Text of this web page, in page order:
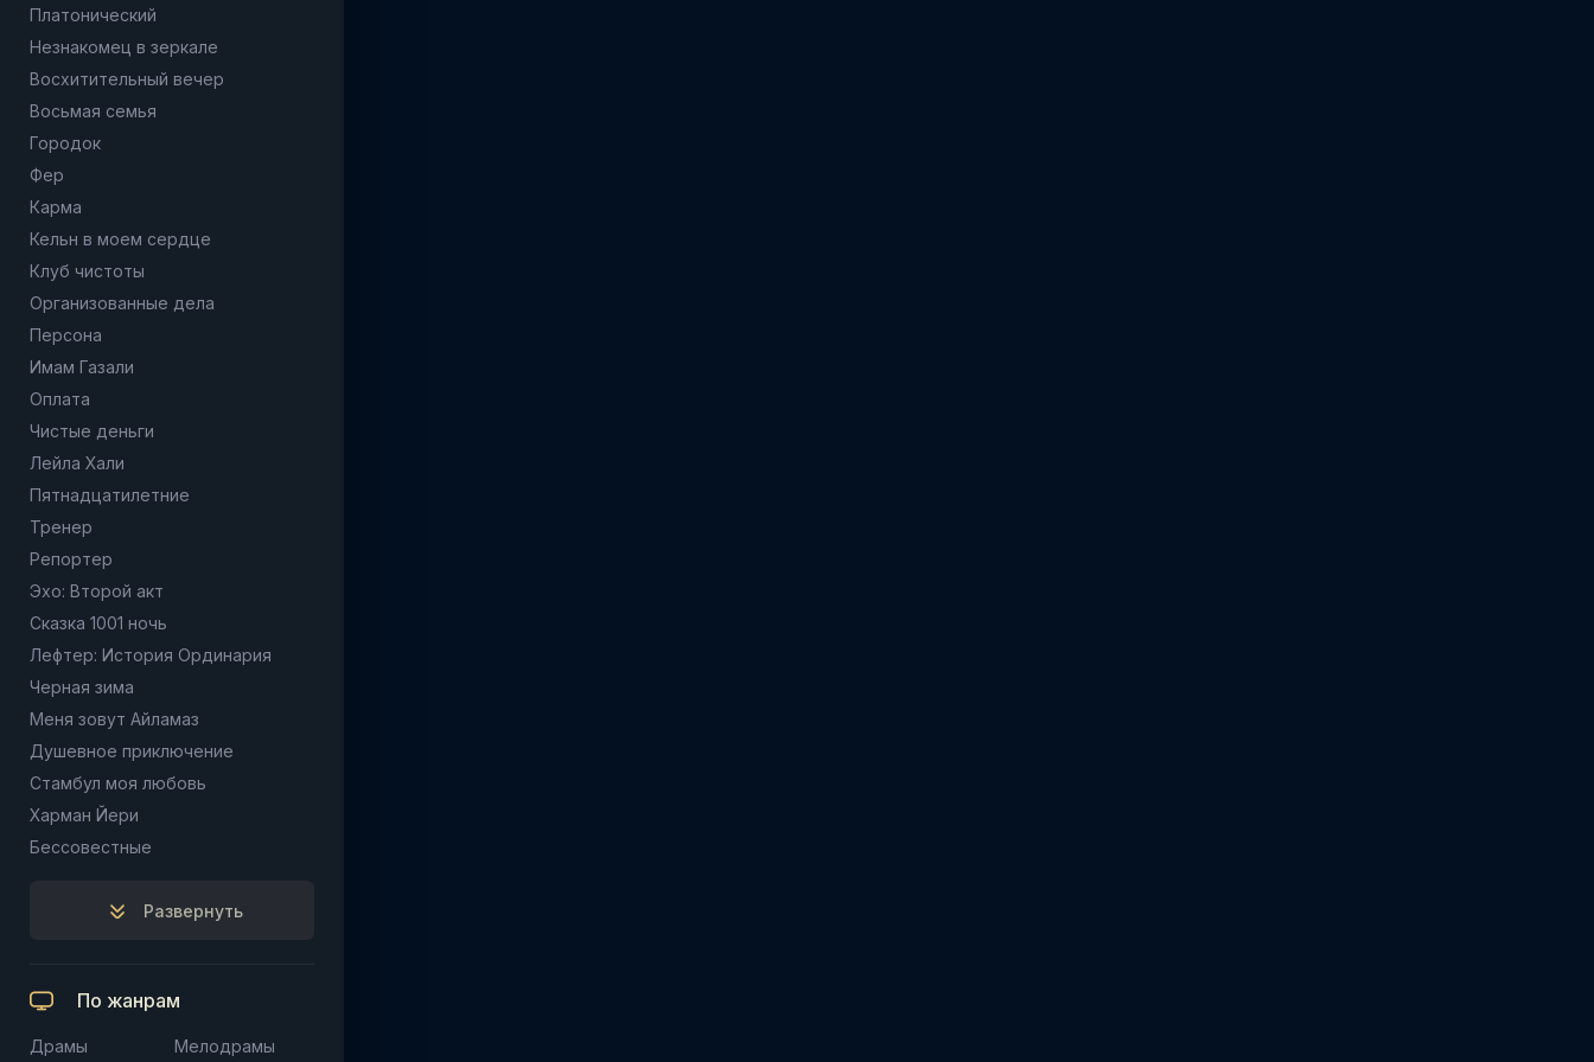
Платонический
Незнакомец в зеркале
Восхитительный вечер
Восьмая семья
Городок
Фер
Карма
Кельн в моем сердце
Клуб чистоты
Организованные дела
Персона
Имам Газали
Оплата
Чистые деньги
Лейла Хали
Пятнадцатилетние
Тренер
Репортер
Эхо: Второй акт
Сказка 1001 ночь
Лефтер: История Ординария
Черная зима
Меня зовут Айламаз
Душевное приключение
Стамбул моя любовь
Харман Йери
Бессовестные
Развернуть
По жанрам
Драмы Мелодрамы